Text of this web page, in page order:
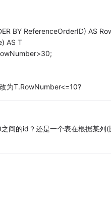
BY ReferenceOrderID) AS
AS T
为T.RowNumber<=10?
间的id？还是一个表在根据某